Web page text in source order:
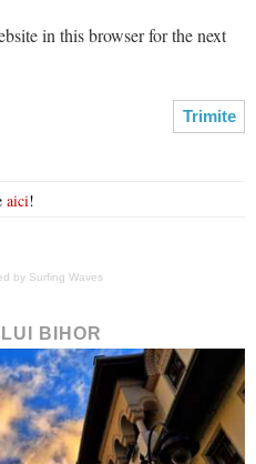
in this browser for the next
aici!
by Surfing Waves
BIHOR